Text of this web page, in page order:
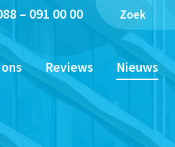
– 091 00 00
Reviews Nieuws